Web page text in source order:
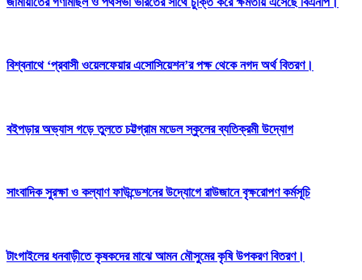
বিশ্বনাথে ‘প্রবাসী ওয়েলফেয়ার এসোসিয়েশন’র পক্ষ থেকে নগদ অর্থ বিতরণ।
বইপড়ার অভ্যাস গড়ে তুলতে চট্টগ্রাম মডেল স্কুলের ব্যতিক্রমী উদ্যোগ
সাংবাদিক সুরক্ষা ও কল্যাণ ফাউন্ডেশনের উদ্যোগে রাউজানে বৃক্ষরোপণ কর্মসূচি
টাংগাইলের ধনবাড়ীতে কৃষকদের মাঝে আমন মৌসুমের কৃষি উপকরণ বিতরণ।